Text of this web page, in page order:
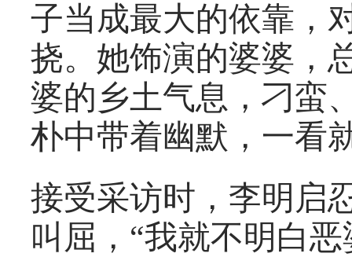
子当成最大的依靠，
挠。她饰演的婆婆，
婆的乡土气息，刁蛮
朴中带着幽默，一看
接受采访时，李明启
叫屈，“我就不明白